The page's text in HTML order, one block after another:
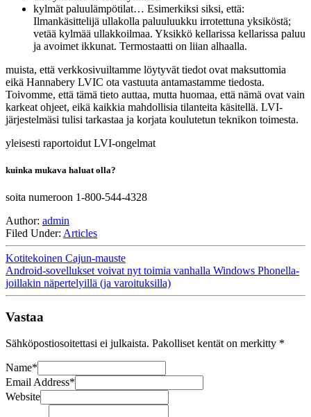
kylmät paluulämpötilat… Esimerkiksi siksi, että:
Ilmankäsittelijä ullakolla paluuluukku irrotettuna yksiköstä;
vetää kylmää ullakkoilmaa. Yksikkö kellarissa kellarissa paluu
ja avoimet ikkunat. Termostaatti on liian alhaalla.
muista, että verkkosivuiltamme löytyvät tiedot ovat maksuttomia
eikä Hannabery LVIC ota vastuuta antamastamme tiedosta.
Toivomme, että tämä tieto auttaa, mutta huomaa, että nämä ovat vain
karkeat ohjeet, eikä kaikkia mahdollisia tilanteita käsitellä. LVI-
järjestelmäsi tulisi tarkastaa ja korjata koulutetun teknikon toimesta.
yleisesti raportoidut LVI-ongelmat
kuinka mukava haluat olla?
soita numeroon 1-800-544-4328
Author: admin
Filed Under: Articles
Kotitekoinen Cajun-mauste
Android-sovellukset voivat nyt toimia vanhalla Windows Phonella-
joillakin näpertelyillä (ja varoituksilla)
Vastaa
Sähköpostiosoitettasi ei julkaista. Pakolliset kentät on merkitty *
Name*
Email Address*
Website